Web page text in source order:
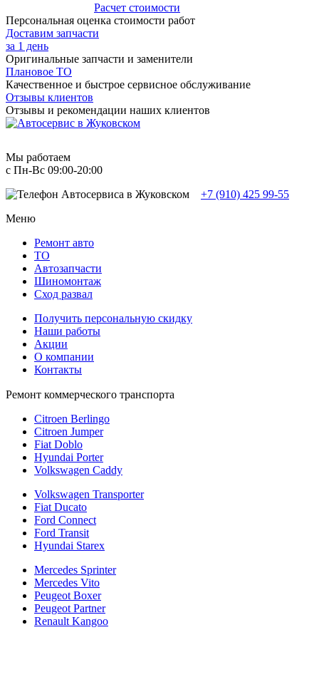
Расчет стоимости
Персональная оценка стоимости работ
Доставим запчасти
за 1 день
Оригинальные запчасти и заменители
Плановое ТО
Качественное и быстрое сервисное обслуживание
Отзывы клиентов
Отзывы и рекомендации наших клиентов
Мы работаем
с Пн-Вc 09:00-20:00
+7 (910) 425 99-55
Меню
Ремонт авто
TO
Автозапчасти
Шиномонтаж
Сход развал
Получить персональную скидку
Наши работы
Акции
О компании
Контакты
Ремонт коммерческого транспорта
Citroen Berlingo
Citroen Jumper
Fiat Doblo
Hyundai Porter
Volkswagen Caddy
Volkswagen Transporter
Fiat Ducato
Ford Connect
Ford Transit
Hyundai Starex
Mercedes Sprinter
Mercedes Vito
Peugeot Boxer
Peugeot Partner
Renault Kangoo